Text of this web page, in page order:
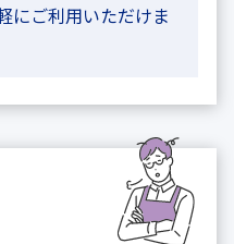
にご利用いただけま